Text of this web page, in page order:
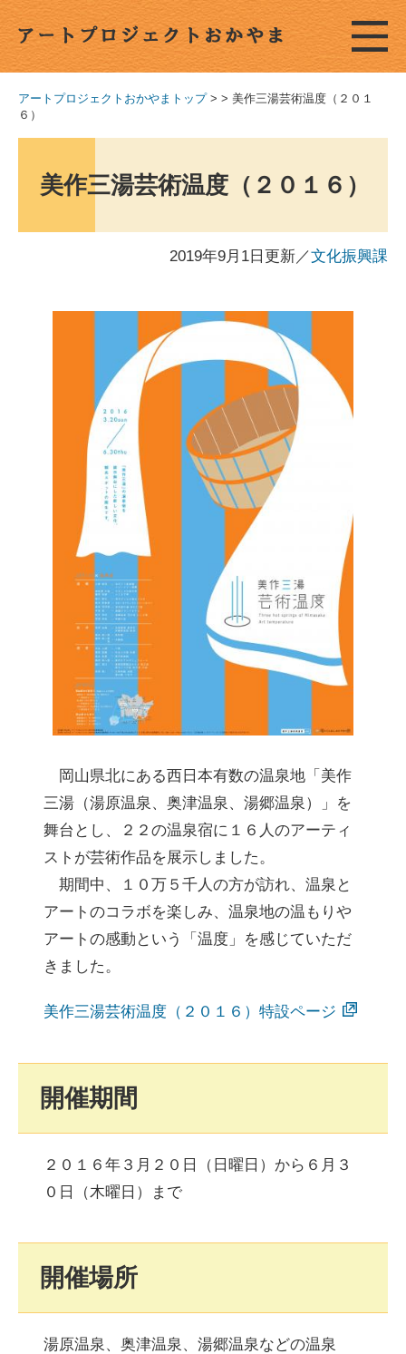
アートプロジェクトおかやまトップ > > 美作三湯芸術温度（２０１
６）
美作三湯芸術温度（２０１６）
2019年9月1日更新／文化振興課
岡山県北にある西日本有数の温泉地「美作
三湯（湯原温泉、奥津温泉、湯郷温泉）」を
舞台とし、２２の温泉宿に１６人のアーティ
ストが芸術作品を展示しました。
期間中、１０万５千人の方が訪れ、温泉と
アートのコラボを楽しみ、温泉地の温もりや
アートの感動という「温度」を感じていただ
きました。
美作三湯芸術温度（２０１６）特設ページ
開催期間
２０１６年３月２０日（日曜日）から６月３
０日（木曜日）まで
開催場所
湯原温泉、奥津温泉、湯郷温泉などの温泉